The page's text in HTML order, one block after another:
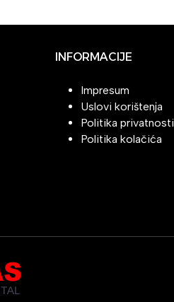
INFORMACIJE
Impresum
Uslovi korištenja
Politika privatnosti
Politika kolačića